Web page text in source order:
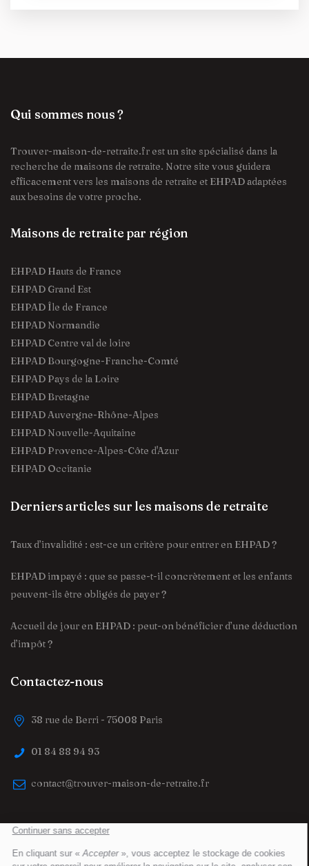
Qui sommes nous ?
Trouver-maison-de-retraite.fr est un site spécialisé dans la
recherche de maisons de retraite. Notre site vous guidera
efficacement vers les maisons de retraite et EHPAD adaptées
aux besoins de votre proche.
Maisons de retraite par région
EHPAD Hauts de France
EHPAD Grand Est
EHPAD Île de France
EHPAD Normandie
EHPAD Centre val de loire
EHPAD Bourgogne-Franche-Comté
EHPAD Pays de la Loire
EHPAD Bretagne
EHPAD Auvergne-Rhône-Alpes
EHPAD Nouvelle-Aquitaine
EHPAD Provence-Alpes-Côte d'Azur
EHPAD Occitanie
Derniers articles sur les maisons de retraite
Taux d’invalidité : est-ce un critère pour entrer en EHPAD ?
EHPAD impayé : que se passe-t-il concrètement et les enfants
peuvent-ils être obligés de payer ?
Accueil de jour en EHPAD : peut-on bénéficier d’une déduction
d’impôt ?
Contactez-nous
38 rue de Berri - 75008 Paris
01 84 88 94 93
contact@trouver-maison-de-retraite.fr